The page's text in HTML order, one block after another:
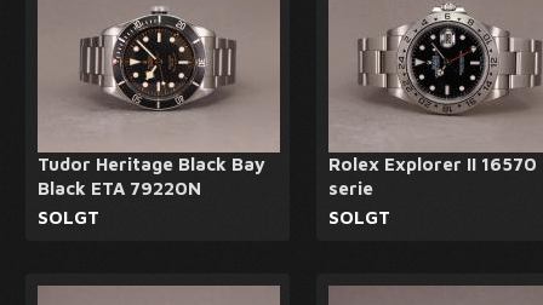
Tudor Heritage Black Bay
Black ETA 79220N
SOLGT
Rolex Explorer II 16570
serie
SOLGT